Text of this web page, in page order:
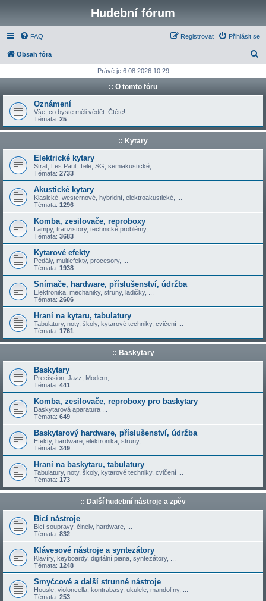
Hudební fórum
FAQ Přihlásit se
Registrovat
Obsah fóra
d
t
Právě je 6.08.2026 10:29
:: O tomto fóru
Oznámení
Vše, co byste měli vědět. Čtěte!
Témata: 25
:: Kytary
Elektrické kytary
Strat, Les Paul, Tele, SG, semiakustické, ...
Témata: 2733
Akustické kytary
Klasické, westernové, hybridní, elektroakustické, ...
Témata: 1296
Komba, zesilovače, reproboxy
Lampy, tranzistory, technické problémy, ...
Témata: 3683
Kytarové efekty
Pedály, multiefekty, procesory, ...
Témata: 1938
Snímače, hardware, příslušenství, údržba
Elektronika, mechaniky, struny, ladičky, ...
Témata: 2606
Hraní na kytaru, tabulatury
Tabulatury, noty, školy, kytarové techniky, cvičení ...
Témata: 1761
:: Baskytary
Baskytary
Precission, Jazz, Modern, ...
Témata: 441
Komba, zesilovače, reproboxy pro baskytary
Baskytarová aparatura ...
Témata: 649
Baskytarový hardware, příslušenství, údržba
Efekty, hardware, elektronika, struny, ...
Témata: 349
Hraní na baskytaru, tabulatury
Tabulatury, noty, školy, kytarové techniky, cvičení ...
Témata: 173
:: Další hudební nástroje a zpěv
Bicí nástroje
Bicí soupravy, činely, hardware, ...
Témata: 832
Klávesové nástroje a syntezátory
Klavíry, keyboardy, digitální piana, syntezátory, ...
Témata: 1248
Smyčcové a další strunné nástroje
Housle, violoncella, kontrabasy, ukulele, mandolíny, ...
Témata: 253